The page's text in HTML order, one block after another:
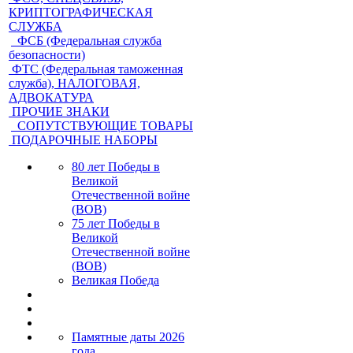
КРИПТОГРАФИЧЕСКАЯ
СЛУЖБА
ФСБ (Федеральная служба
безопасности)
ФТС (Федеральная таможенная
служба), НАЛОГОВАЯ,
АДВОКАТУРА
ПРОЧИЕ ЗНАКИ
СОПУТСТВУЮЩИЕ ТОВАРЫ
ПОДАРОЧНЫЕ НАБОРЫ
80 лет Победы в
Великой
Отечественной войне
(ВОВ)
75 лет Победы в
Великой
Отечественной войне
(ВОВ)
Великая Победа
Памятные даты 2026